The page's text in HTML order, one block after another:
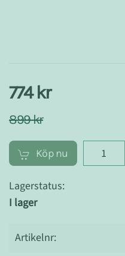
774 kr
899 kr
Köp nu
Lagerstatus:
I lager
Artikelnr: